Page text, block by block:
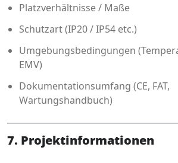
Platzverhältnisse / Maße
Schutzart (IP20 / IP54 etc.)
Umgebungsbedingungen
EMV)
Dokumentationsumfang (CE, FAT,
Wartungshandbuch)
7. Projektinformationen